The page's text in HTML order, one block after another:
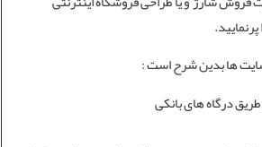
ها بدين شرح است :
درگاه های بانکی